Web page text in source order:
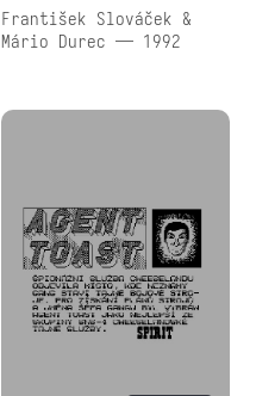
František Slováček &
Mário Durec — 1992